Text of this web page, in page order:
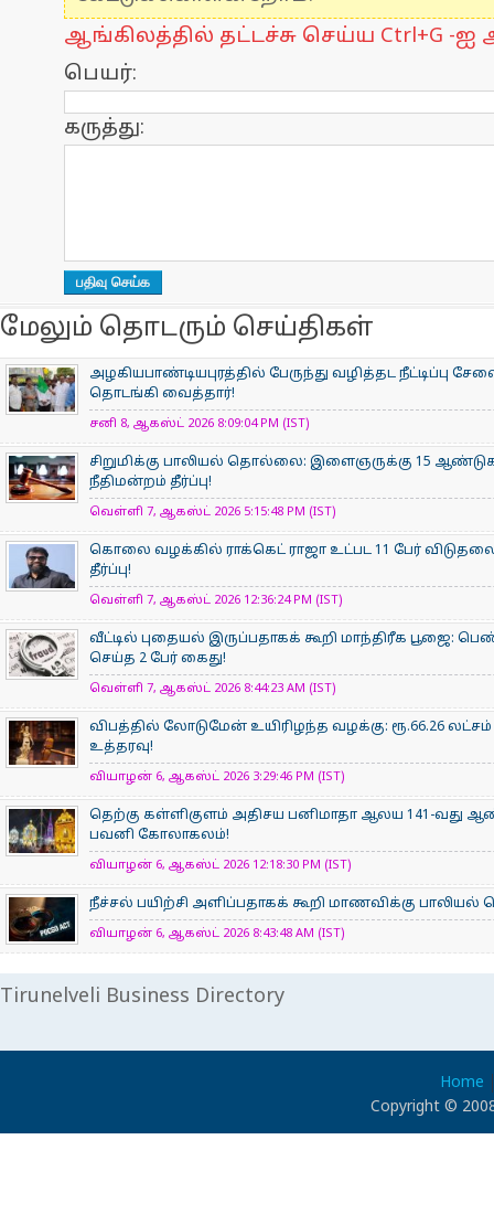
ஆங்கிலத்தில் தட்டச்சு செய்ய Ctrl+G -ஐ
பெயர்:
கருத்து:
மேலும் தொடரும் செய்திகள்
அழகியபாண்டியபுரத்தில் பேருந்து வழித்தட நீட்டிப்பு
தொடங்கி வைத்தார்!
சனி 8, ஆகஸ்ட் 2026 8:09:04 PM (IST)
சிறுமிக்கு பாலியல் தொல்லை: இளைஞருக்கு 15
நீதிமன்றம் தீர்ப்பு!
வெள்ளி 7, ஆகஸ்ட் 2026 5:15:48 PM (IST)
கொலை வழக்கில் ராக்கெட் ராஜா உட்பட 11 பேர்
தீர்ப்பு!
வெள்ளி 7, ஆகஸ்ட் 2026 12:36:24 PM (IST)
வீட்டில் புதையல் இருப்பதாகக் கூறி மாந்திரீக பூஜை:
செய்த 2 பேர் கைது!
வெள்ளி 7, ஆகஸ்ட் 2026 8:44:23 AM (IST)
விபத்தில் லோடுமேன் உயிரிழந்த வழக்கு: ரூ.66.26
உத்தரவு!
வியாழன் 6, ஆகஸ்ட் 2026 3:29:46 PM (IST)
தெற்கு கள்ளிகுளம் அதிசய பனிமாதா ஆலய 141-வது
பவனி கோலாகலம்!
வியாழன் 6, ஆகஸ்ட் 2026 12:18:30 PM (IST)
நீச்சல் பயிற்சி அளிப்பதாகக் கூறி மாணவிக்கு
வியாழன் 6, ஆகஸ்ட் 2026 8:43:48 AM (IST)
Tirunelveli Business Directory
Home
Copyright ©